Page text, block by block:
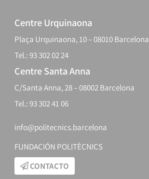
Centre Urquinaona
Plaça Urquinaona, 10 – 08010 Barcelona
Tel.: 93 302 02 24
Centre Santa Anna
C/Santa Anna, 28 – 08002 Barcelona
Tel.: 93 302 41 06
info@politecnics.barcelona
FUNDACIÓN POLITÈCNICS
CONTACTO